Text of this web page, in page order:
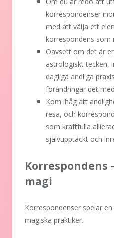
korrespondenser
med att välja ett
korrespondens som
Oavsett om det är
astrologiskt tecken,
dagliga andliga
förändringar det
Kom ihåg att
resa, och
som kraftfulla
självupptäckt och
Korrespondens
magi
Korrespondenser spelar
magiska praktiker.